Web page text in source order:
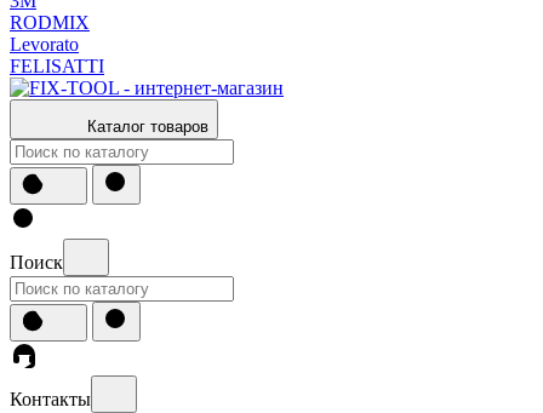
RODMIX
Levorato
FELISATTI
Каталог товаров
Поиск
Контакты